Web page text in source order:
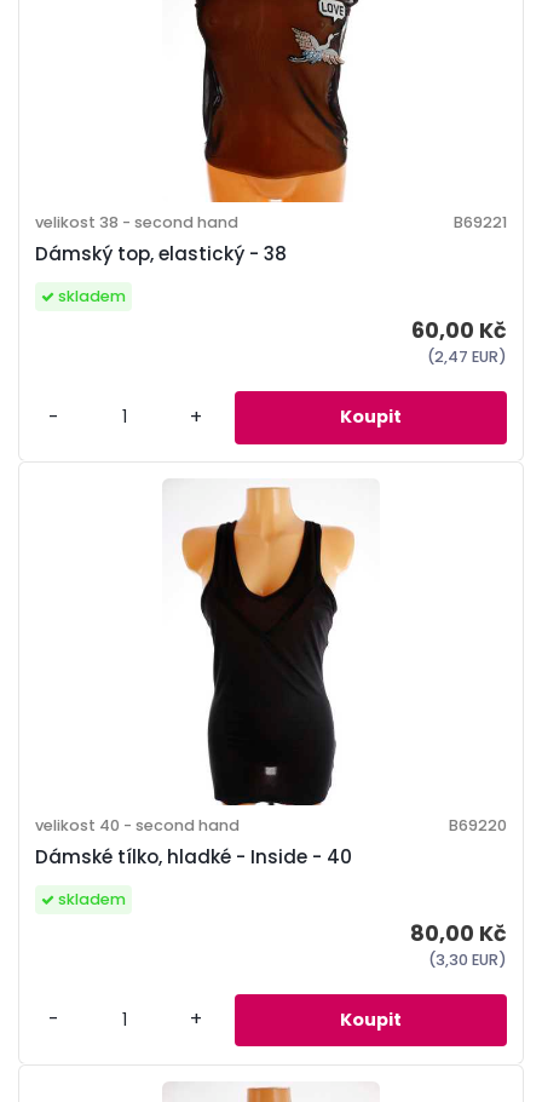
Dámský top, elastický - 38
velikost 38 - second hand B69221
60,00 Kč
(2,47 EUR)
skladem
- +
Dámské tílko, hladké - Inside - 40
velikost 40 - second hand B69220
80,00 Kč
(3,30 EUR)
skladem
- +